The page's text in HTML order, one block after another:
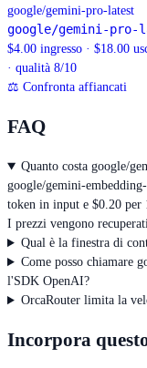
google/gemini-pro-latest
google/gemini-pro-
$4.00 ingresso · $18.00
· qualità 8/10
⚖ Confronta affiancati
FAQ
Quanto costa google/
google/gemini-
token in input e $0.20
I prezzi vengono
Qual è la finestra di
Come posso chiamare
l'SDK OpenAI?
OrcaRouter limita la
Incorpora